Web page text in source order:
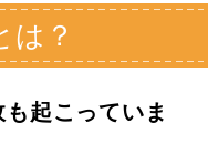
は？
起こっていま